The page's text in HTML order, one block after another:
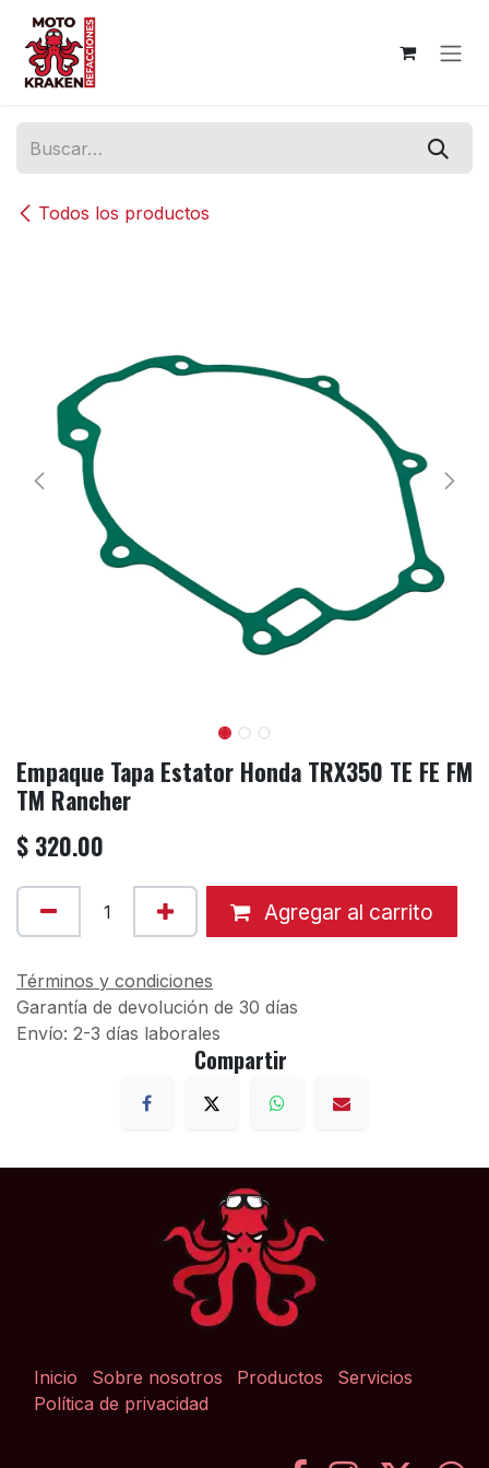
Ir al contenido
Todos los productos
Empaque Tapa Estator Honda TRX350 TE FE FM
TM Rancher
$ 320.00
Agregar al carrito
Términos y condiciones
Garantía de devolución de 30 días
Envío: 2-3 días laborales
Compartir
Inicio Sobre nosotros Productos
Servicios
Política de privacidad